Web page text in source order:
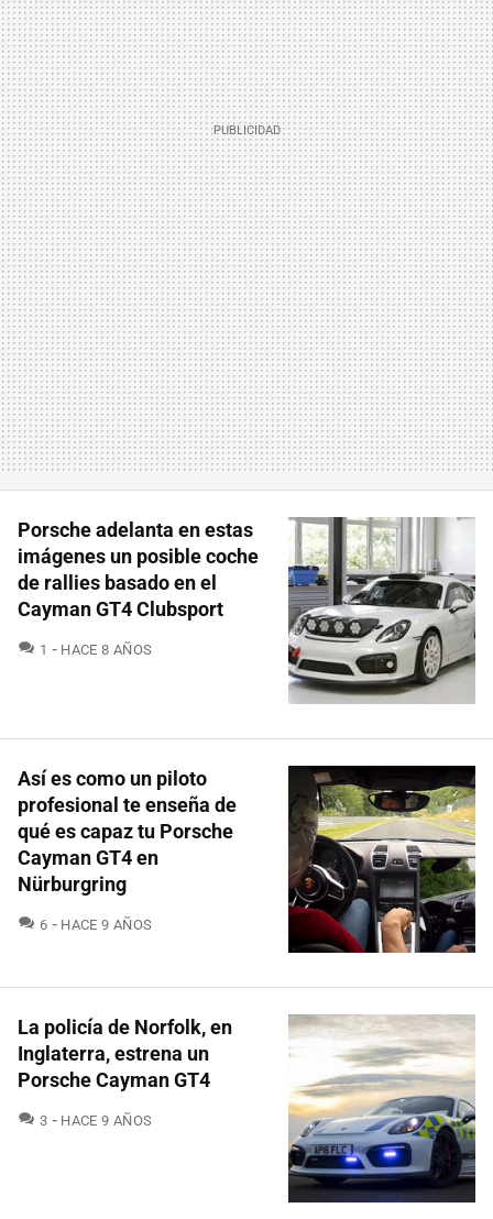
Porsche adelanta en estas
imágenes un posible coche
de rallies basado en el
Cayman GT4 Clubsport
1 COMENTARIOS
HACE 8 AÑOS
Así es como un piloto
profesional te enseña de
qué es capaz tu Porsche
Cayman GT4 en
Nürburgring
6 COMENTARIOS
HACE 9 AÑOS
La policía de Norfolk, en
Inglaterra, estrena un
Porsche Cayman GT4
3 COMENTARIOS
HACE 9 AÑOS